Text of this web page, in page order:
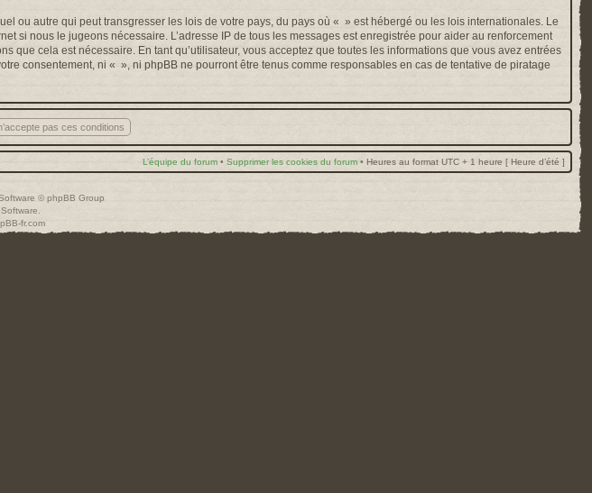
ou autre qui peut transgresser les lois de votre pays, du pays où « » est hébergé ou les lois internationales. Le
si nous le jugeons nécessaire. L’adresse IP de tous les messages est enregistrée pour aider au renforcement
cela est nécessaire. En tant qu’utilisateur, vous acceptez que toutes les informations que vous avez entrées
consentement, ni « », ni phpBB ne pourront être tenus comme responsables en cas de tentative de piratage
L’équipe du forum • Supprimer les cookies du forum • Heures au format UTC + 1 heure [ Heure d’été ]
© phpBB Group
fr.com